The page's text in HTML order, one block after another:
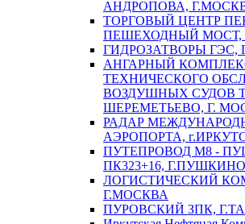
АНДРОПОВА,
ТОРГОВЫЙ ЦЕНТР
ПЕШЕХОДНЫЙ МОСТ,
ГИДРОЗАТВОРЫ ГЭС,
АНГАРНЫЙ
ТЕХНИЧЕСКОГО
ВОЗДУШНЫХ СУДОВ
ШЕРЕМЕТЬЕВО, Г.
РАДАР
АЭРОПОРТА,
ПУТЕПРОВОД М8 -
ПК323+16, Г.ПУШКИНО
ЛОГИСТИЧЕСКИЙ
Г.МОСКВА
ПУРОВСКИЙ ЗПК,